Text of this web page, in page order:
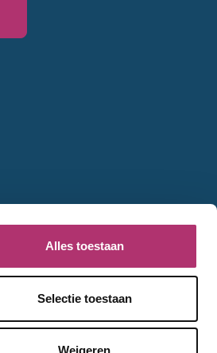
Alles toestaan
Selectie toestaan
Weigeren
PrivacyCookies